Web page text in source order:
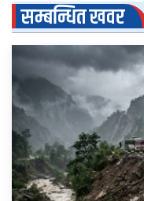
सम्बन्धित खवर